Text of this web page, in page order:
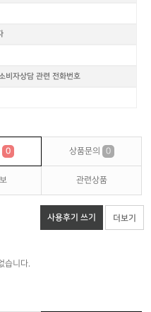
비자상담 관련 전화번호
0 상품문의 0
관련상품
사용후기 쓰기 더보기
습니다.